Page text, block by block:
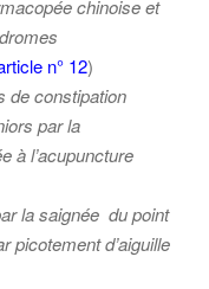
chinoise et
n° 12)
de constipation
par la
à l’acupuncture
la saignée du point
picotement d’aiguille